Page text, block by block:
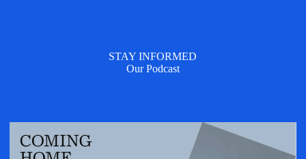
STAY INFORMED
Our Podcast